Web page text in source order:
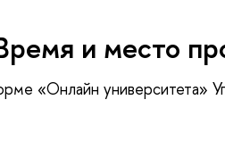
и место
«Онлайн университета»